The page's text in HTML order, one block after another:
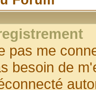
pas me
besoin de